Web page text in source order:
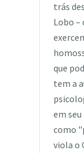
trás
Lobo –
que
tem a
em
como
viola o